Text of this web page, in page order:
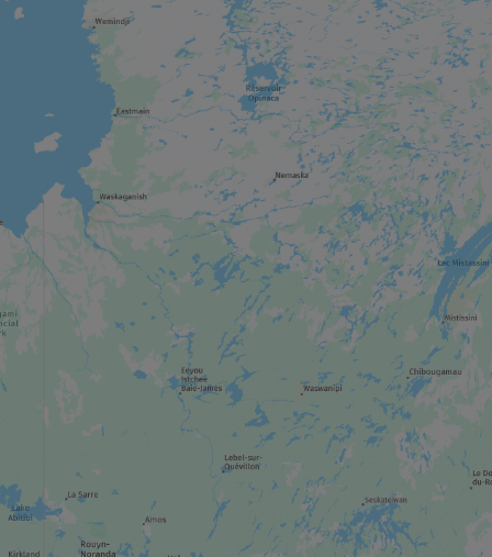
MUSÉE / SITE HISTORIQUE
Musée canadien de l’histoire
PARC RÉGIONAL / MUNICIPAL
Parc de la Gatineau
JARDIN ZOOLOGIQUE / AQUARIUM
Parc Oméga
Nordik Spa-Nature